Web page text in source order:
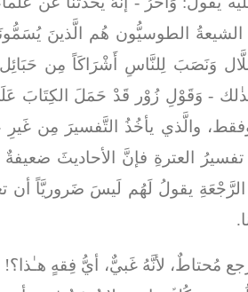
الطوسيُّون هُم الَّذينَ
وَنَصَبَ لِلنَّاسِ أَشْرَاكَاً مِن حَبَائِل
- وَقَوْلِ زُوْر قَدْ حَمَلَ الكِتَابَ
والَّذي يأخُذُ التَّفسيرَ مِن غَيرِ
العترةِ فإنَّ الأحاديثَ
يقولُ لَهُم لَيسَ ضَروريَّاً أن
مُحتاطٌ، لأنَّهُ غَبيٌّ، أيُّ فِقهٍ